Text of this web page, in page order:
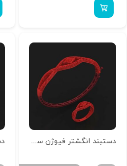
دستبند انگشتر فیوژن سنگ خور D-R-ASO-03